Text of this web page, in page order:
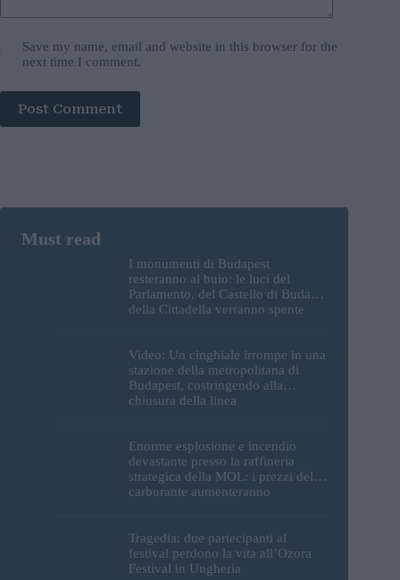
Save my name, email and website in this browser for the
next time I comment.
Post Comment
I monumenti di Budapest
resteranno al buio: le luci del
Parlamento, del Castello di Buda e
della Cittadella verranno spente
Video: Un cinghiale irrompe in una
stazione della metropolitana di
Budapest, costringendo alla
chiusura della linea
Enorme esplosione e incendio
devastante presso la raffineria
strategica della MOL: i prezzi del
carburante aumenteranno
Tragedia: due partecipanti al
festival perdono la vita all’Ozora
Festival in Ungheria